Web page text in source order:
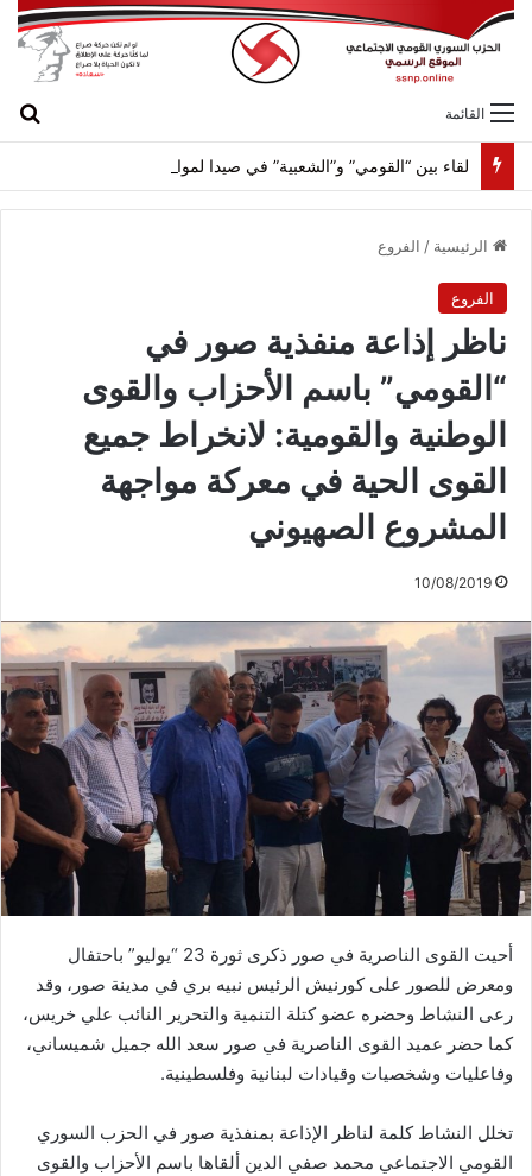
القائمة
الرئيسية / الفروع
الفروع
ناظر إذاعة منفذية صور في
“القومي” باسم الأحزاب والقوى
الوطنية والقومية: لانخراط جميع
القوى الحية في معركة مواجهة
المشروع الصهيوني
10/08/2019
أحيت القوى الناصرية في صور ذكرى ثورة 23 “يوليو” باحتفال
ومعرض للصور على كورنيش الرئيس نبيه بري في مدينة صور، وقد
رعى النشاط وحضره عضو كتلة التنمية والتحرير النائب علي خريس،
كما حضر عميد القوى الناصرية في صور سعد الله جميل شميساني،
وفاعليات وشخصيات وقيادات لبنانية وفلسطينية.
تخلل النشاط كلمة لناظر الإذاعة بمنفذية صور في الحزب السوري
القومي الاجتماعي محمد صفي الدين ألقاها باسم الأحزاب والقوى